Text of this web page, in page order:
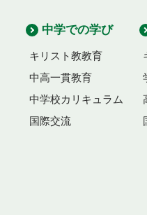
中学での学び
キリスト教教育
中高一貫教育
中学校カリキュラム
国際交流